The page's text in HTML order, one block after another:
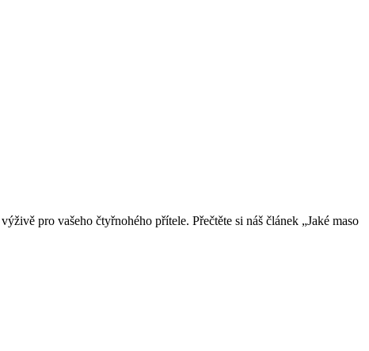
pro vašeho čtyřnohého přítele. Přečtěte si náš článek „Jaké maso